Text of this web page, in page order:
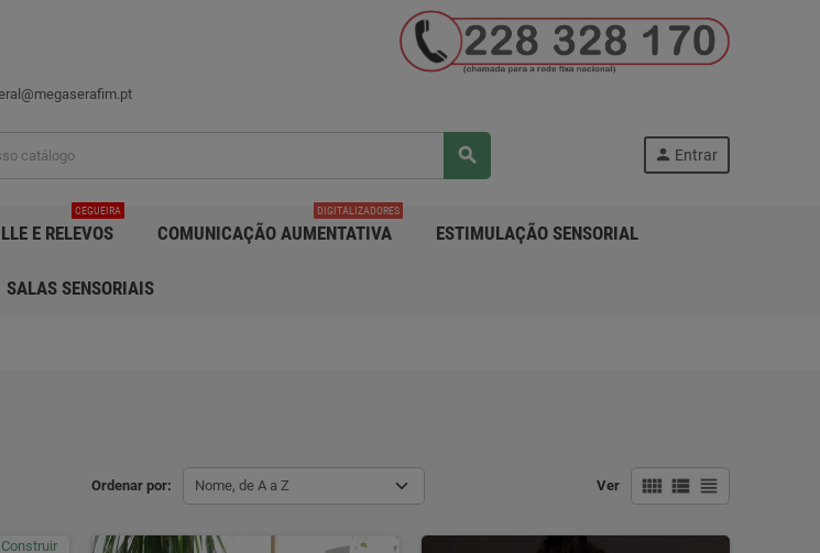
search person Entrar
E RELEVOS
CEGUEIRA
COMUNICAÇÃO AUMENTATIVA
DIGITALIZADORES
ESTIMULAÇÃO SENSORIAL
SALAS SENSORIAIS
Ordenar por: Nome, de A a Z Ver view_comfy view_list view_headline